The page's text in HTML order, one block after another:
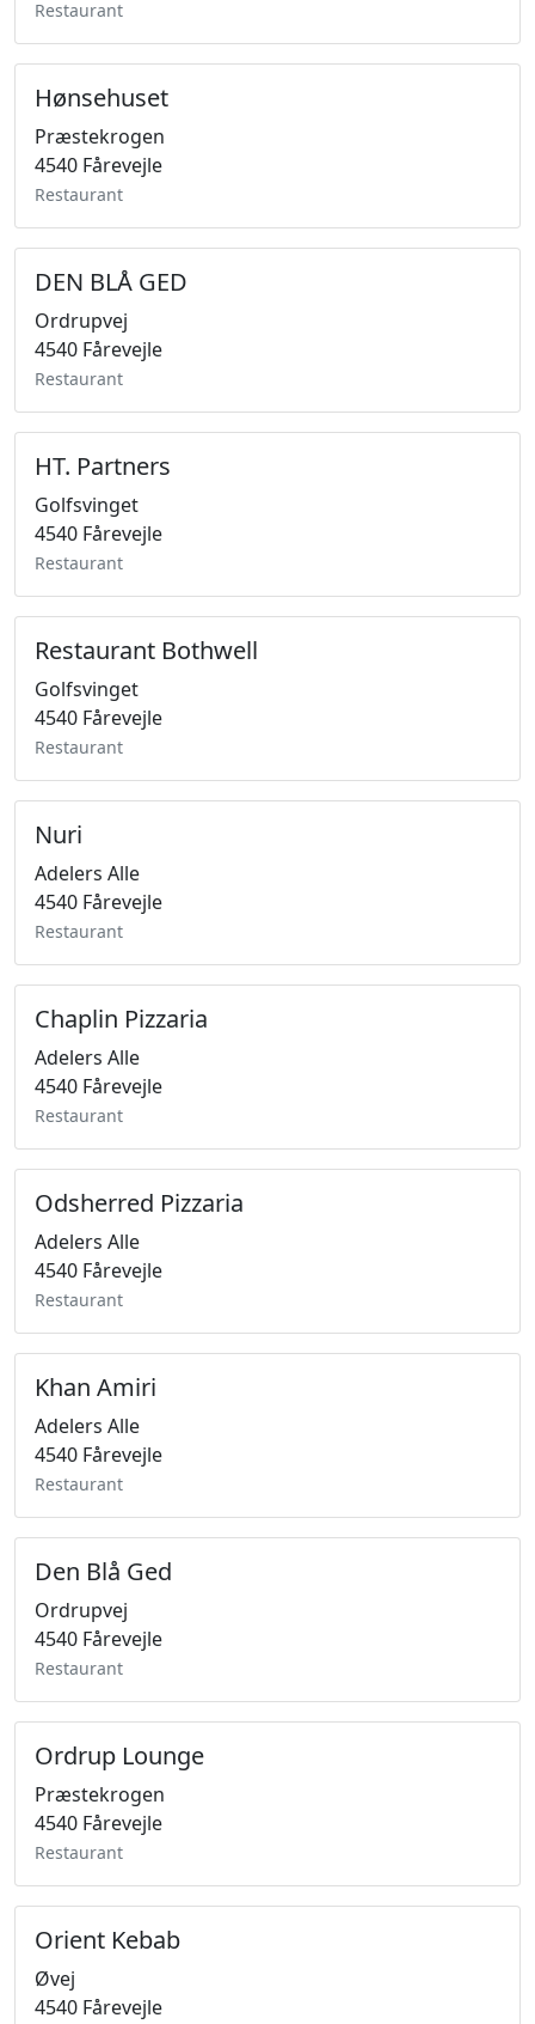
Restaurant
Hønsehuset
Præstekrogen
4540 Fårevejle
Restaurant
DEN BLÅ GED
Ordrupvej
4540 Fårevejle
Restaurant
HT. Partners
Golfsvinget
4540 Fårevejle
Restaurant
Restaurant Bothwell
Golfsvinget
4540 Fårevejle
Restaurant
Nuri
Adelers Alle
4540 Fårevejle
Restaurant
Chaplin Pizzaria
Adelers Alle
4540 Fårevejle
Restaurant
Odsherred Pizzaria
Adelers Alle
4540 Fårevejle
Restaurant
Khan Amiri
Adelers Alle
4540 Fårevejle
Restaurant
Den Blå Ged
Ordrupvej
4540 Fårevejle
Restaurant
Ordrup Lounge
Præstekrogen
4540 Fårevejle
Restaurant
Orient Kebab
Øvej
4540 Fårevejle